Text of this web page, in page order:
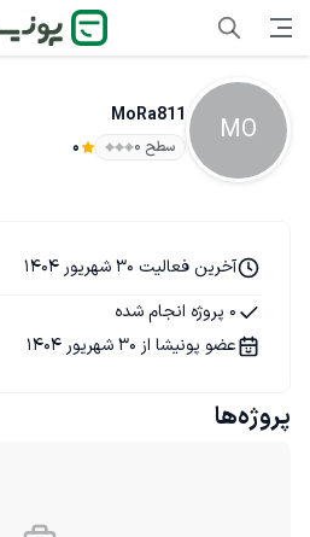
MO
MoRa811
سطح ۰ 0
آخرین فعالیت 30 شهریور 1404
0 پروژه انجام شده
عضو پونیشا از 30 شهریور 1404
پروژه‌ها